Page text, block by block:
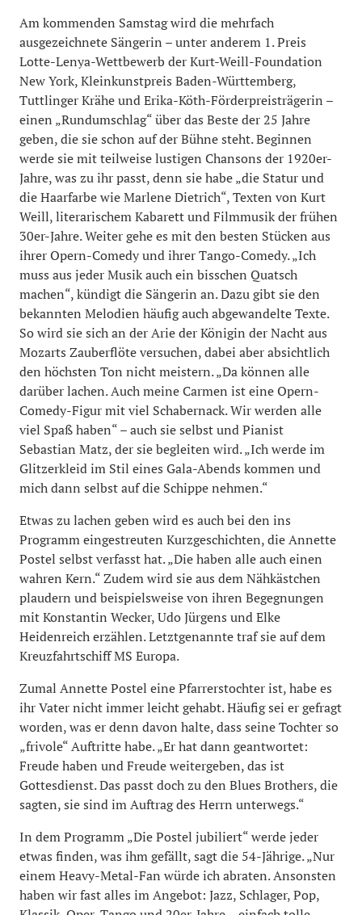
Am kommenden Samstag wird die mehrfach
ausgezeichnete Sängerin – unter anderem 1. Preis
Lotte-Lenya-Wettbewerb der Kurt-Weill-Foundation
New York, Kleinkunstpreis Baden-Württemberg,
Tuttlinger Krähe und Erika-Köth-Förderpreisträgerin –
einen „Rundumschlag“ über das Beste der 25 Jahre
geben, die sie schon auf der Bühne steht. Beginnen
werde sie mit teilweise lustigen Chansons der 1920er-
Jahre, was zu ihr passt, denn sie habe „die Statur und
die Haarfarbe wie Marlene Dietrich“, Texten von Kurt
Weill, literarischem Kabarett und Filmmusik der frühen
30er-Jahre. Weiter gehe es mit den besten Stücken aus
ihrer Opern-Comedy und ihrer Tango-Comedy. „Ich
muss aus jeder Musik auch ein bisschen Quatsch
machen“, kündigt die Sängerin an. Dazu gibt sie den
bekannten Melodien häufig auch abgewandelte Texte.
So wird sie sich an der Arie der Königin der Nacht aus
Mozarts Zauberflöte versuchen, dabei aber absichtlich
den höchsten Ton nicht meistern. „Da können alle
darüber lachen. Auch meine Carmen ist eine Opern-
Comedy-Figur mit viel Schabernack. Wir werden alle
viel Spaß haben“ – auch sie selbst und Pianist
Sebastian Matz, der sie begleiten wird. „Ich werde im
Glitzerkleid im Stil eines Gala-Abends kommen und
mich dann selbst auf die Schippe nehmen.“
Etwas zu lachen geben wird es auch bei den ins
Programm eingestreuten Kurzgeschichten, die Annette
Postel selbst verfasst hat. „Die haben alle auch einen
wahren Kern.“ Zudem wird sie aus dem Nähkästchen
plaudern und beispielsweise von ihren Begegnungen
mit Konstantin Wecker, Udo Jürgens und Elke
Heidenreich erzählen. Letztgenannte traf sie auf dem
Kreuzfahrtschiff MS Europa.
Zumal Annette Postel eine Pfarrerstochter ist, habe es
ihr Vater nicht immer leicht gehabt. Häufig sei er gefragt
worden, was er denn davon halte, dass seine Tochter so
„frivole“ Auftritte habe. „Er hat dann geantwortet:
Freude haben und Freude weitergeben, das ist
Gottesdienst. Das passt doch zu den Blues Brothers, die
sagten, sie sind im Auftrag des Herrn unterwegs.“
In dem Programm „Die Postel jubiliert“ werde jeder
etwas finden, was ihm gefällt, sagt die 54-Jährige. „Nur
einem Heavy-Metal-Fan würde ich abraten. Ansonsten
haben wir fast alles im Angebot: Jazz, Schlager, Pop,